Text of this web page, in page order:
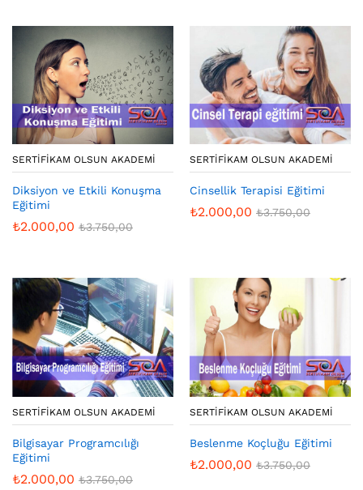
SERTIFIKAM OLSUN AKADEMI
Diksiyon ve Etkili Konuşma
Eğitimi
₺2.000,00 ₺3.750,00
SERTIFIKAM OLSUN AKADEMI
Cinsellik Terapisi Eğitimi
₺2.000,00 ₺3.750,00
SERTIFIKAM OLSUN AKADEMI
Bilgisayar Programcılığı
Eğitimi
₺2.000,00 ₺3.750,00
SERTIFIKAM OLSUN AKADEMI
Beslenme Koçluğu Eğitimi
₺2.000,00 ₺3.750,00